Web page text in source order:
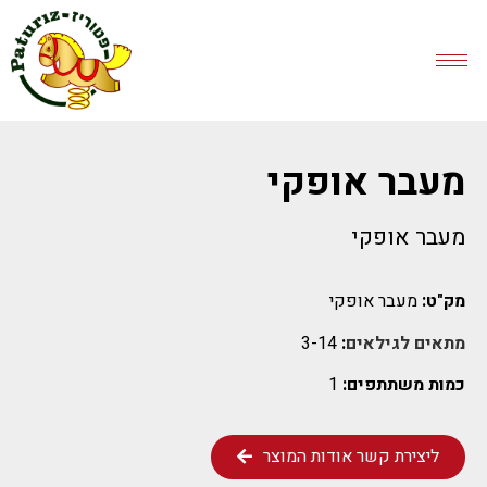
מעבר אופקי
מעבר אופקי
מק"ט: מעבר אופקי
מתאים לגילאים:
כמות משתתפים:
ליצירת קשר אודות המוצר